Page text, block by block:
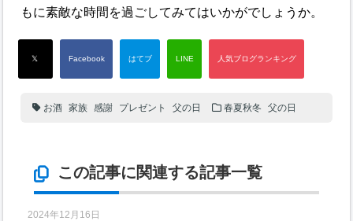
もに素敵な時間を過ごしてみてはいかがでしょうか。
お酒 家族 感謝 プレゼント 父の日 春夏秋冬 父の日
この記事に関連する記事一覧
2024年12月16日